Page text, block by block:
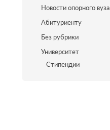
Новости опорного вуза
Абитуриенту
Без рубрики
Университет
Стипендии